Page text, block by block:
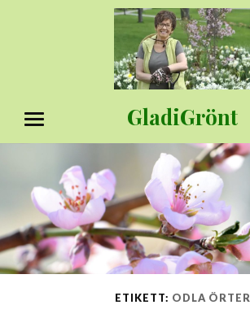
GladiGrönt
MENY
ETIKETT: ODLA ÖRTER